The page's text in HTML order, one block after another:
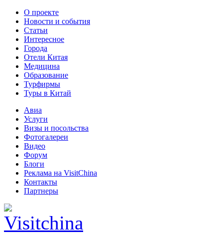
О проекте
Новости и события
Статьи
Интересное
Города
Отели Китая
Медицина
Образование
Турфирмы
Туры в Китай
Авиа
Услуги
Визы и посольства
Фотогалереи
Видео
Форум
Блоги
Реклама на VisitChina
Контакты
Партнеры